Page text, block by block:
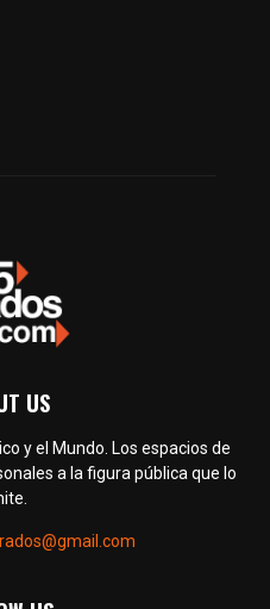
US
y el Mundo. Los espacios de
a la figura pública que lo